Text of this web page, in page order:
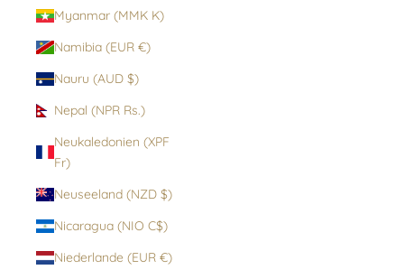
Myanmar (MMK K)
Namibia (EUR €)
Nauru (AUD $)
Nepal (NPR Rs.)
Neukaledonien (XPF
Fr)
Neuseeland (NZD $)
Nicaragua (NIO C$)
Niederlande (EUR €)